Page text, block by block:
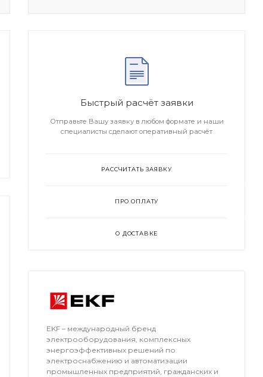
Быстрый расчёт заявки
Отправьте Вашу заявку в любом формате и наши
специалисты сделают оперативный расчёт
РАССЧИТАТЬ ЗАЯВКУ
ПРО ОПЛАТУ
О ДОСТАВКЕ
EKF – международный бренд
электрооборудования, комплексных
энергоэффективных решений по
электроснабжению и автоматизации
промышленных предприятий, гражданских и